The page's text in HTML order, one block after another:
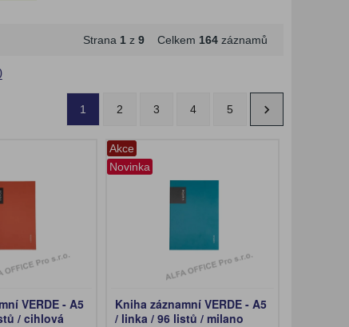
Strana 1z 9Celkem 164záznamů
1 2 3 4 5
VERDE - A5
/ cihlová
Akce
Novinka
Kniha záznamní VERDE - A5
/ linka / 96 listů / milano